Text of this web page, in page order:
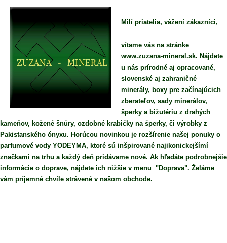
Milí priatelia, vážení zákazníci,
vítame vás na stránke
www.zuzana-mineral.sk. Nájdete
u nás prírodné aj opracované,
slovenské aj zahraničné
minerály, boxy pre začínajúcich
zberateľov, sady minerálov,
šperky a bižutériu z drahých
kameňov, kožené šnúry, ozdobné krabičky na šperky, či výrobky z
Pakistanského ónyxu. Horúcou novinkou je rozšírenie našej ponuky o
parfumové vody YODEYMA, ktoré sú inšpirované najikonickejšímí
značkami na trhu a každý deň pridávame nové. Ak hľadáte podrobnejšie
informácie o doprave, nájdete ich nižšie v menu "Doprava". Želáme
vám príjemné chvíle strávené v našom obchode.